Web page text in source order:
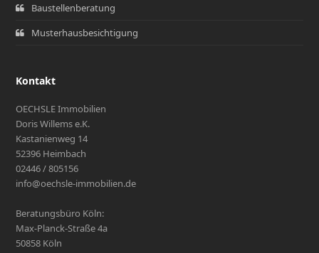
Baustellenberatung
Musterhausbesichtigung
Kontakt
OECHSLE Immobilien
Doris Willems e.K.
Kastanienweg 14
52396 Heimbach
02446 / 805156
info@oechsle-immobilien.de
Beratungsbüro Köln:
Max-Planck-Straße 4a
50858 Köln